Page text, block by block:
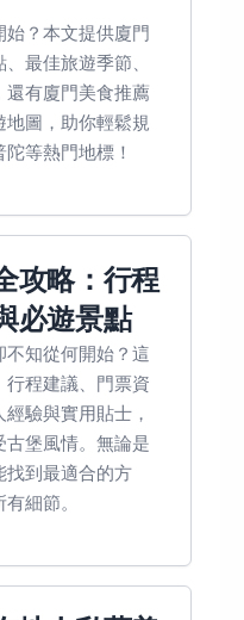
？本文提供廈門
最佳旅遊季節、
有廈門美食推薦
圖，助你輕鬆規
等熱門地標！
攻略：行程
必遊景點
知從何開始？這
程建議、門票資
驗與實用貼士，
堡風情。無論是
找到最適合的方
細節。